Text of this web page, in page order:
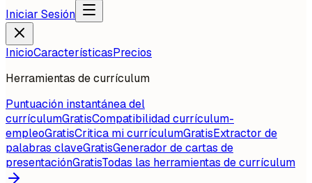
Iniciar Sesión
InicioCaracterísticasPrecios
Herramientas de currículum
Puntuación instantánea del
currículumGratisCompatibilidad currículum-
empleoGratisCritica mi currículumGratisExtractor de
palabras claveGratisGenerador de cartas de
presentaciónGratisTodas las herramientas de currículum